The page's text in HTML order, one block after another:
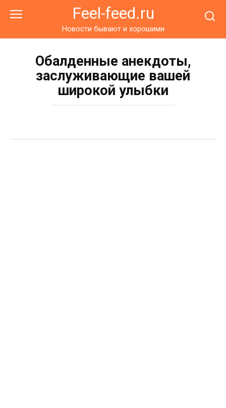
Feel-feed.ru
Новости бывают и хорошими
Обалденные анекдоты,
заслуживающие вашей
широкой улыбки